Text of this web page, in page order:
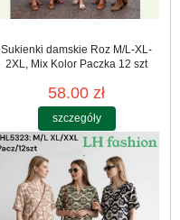
Sukienki damskie Roz M/L-XL-
2XL, Mix Kolor Paczka 12 szt
58.00 zł
szczegóły